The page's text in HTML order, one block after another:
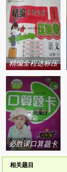
精编全程达标压
轴卷系列答案
必胜课口算题卡
系列答案
相关题目